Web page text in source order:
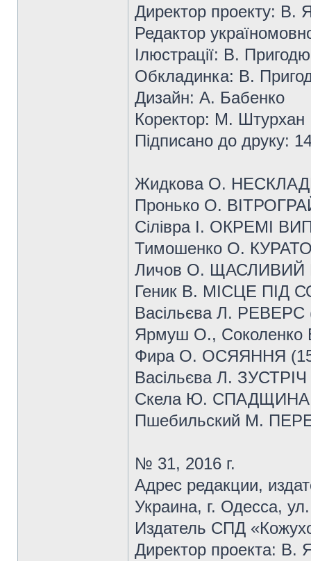
Директор проекту: В.
Редактор
Ілюстрації: В.
Обкладинка: В.
Дизайн: А. Бабенко
Коректор: М. Штурхан
Підписано до друку:
Жидкова О.
Пронько О.
Сілівра І. ОКРЕМІ
Тимошенко О.
Личов О. ЩАСЛИВИЙ
Геник В. МІСЦЕ ПІД
Васільєва Л. РЕВЕРС
Ярмуш О., Соколенко
Фира О. ОСЯЯННЯ
Васільєва Л. ЗУСТРІЧ
Скела Ю.
Пшебильский М.
№ 31, 2016 г.
Адрес редакции,
Украина, г. Одесса,
Издатель СПД
Директор проекта: В.